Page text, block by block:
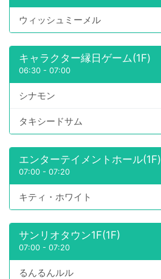
ウィッシュミーメル
キャラクター縁日ゲーム(1F)
06:30 - 07:00
シナモン
タキシードサム
エンターテイメントホール(1F)
07:00 - 07:20
キティ・ホワイト
サンリオタウン1F(1F)
07:00 - 07:20
るんるんルル